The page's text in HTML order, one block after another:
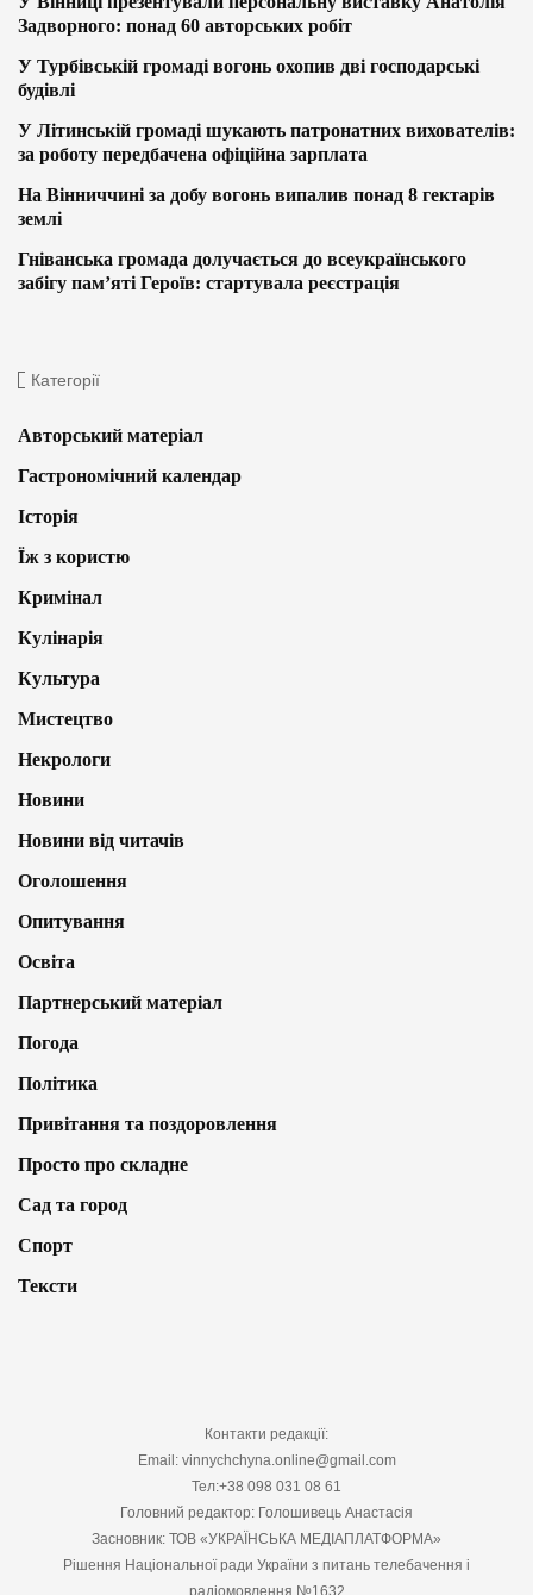
Задворного: понад 60 авторських робіт
У Турбівській громаді вогонь охопив дві господарські
будівлі
У Літинській громаді шукають патронатних вихователів:
за роботу передбачена офіційна зарплата
На Вінниччині за добу вогонь випалив понад 8 гектарів
землі
Гніванська громада долучається до всеукраїнського
забігу пам’яті Героїв: стартувала реєстрація
Категорії
Авторський матеріал
Гастрономічний календар
Історія
Їж з користю
Кримінал
Кулінарія
Культура
Мистецтво
Некрологи
Новини
Новини від читачів
Оголошення
Опитування
Освіта
Партнерський матеріал
Погода
Політика
Привітання та поздоровлення
Просто про складне
Сад та город
Спорт
Тексти
Контакти редакції:
Email: vinnychchyna.online@gmail.com
Тел:+38 098 031 08 61
Головний редактор: Голошивець Анастасія
Засновник: ТОВ «УКРАЇНСЬКА МЕДІАПЛАТФОРМА»
Рішення Національної ради України з питань телебачення і
радіомовлення №1632